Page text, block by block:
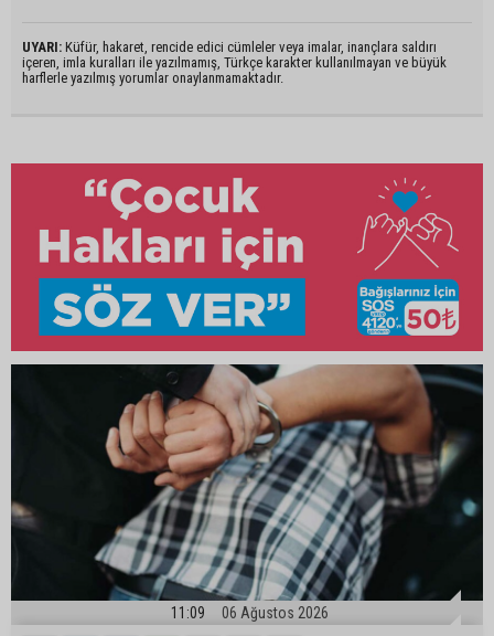
UYARI: Küfür, hakaret, rencide edici cümleler veya imalar, inançlara saldırı
içeren, imla kuralları ile yazılmamış, Türkçe karakter kullanılmayan ve büyük
harflerle yazılmış yorumlar onaylanmamaktadır.
11:09 06 Ağustos 2026